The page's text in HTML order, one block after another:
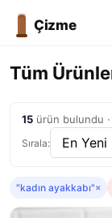
Çizme
Tüm
15 ürün bulundu ·
Sırala:
"kadın ayakkabı"×